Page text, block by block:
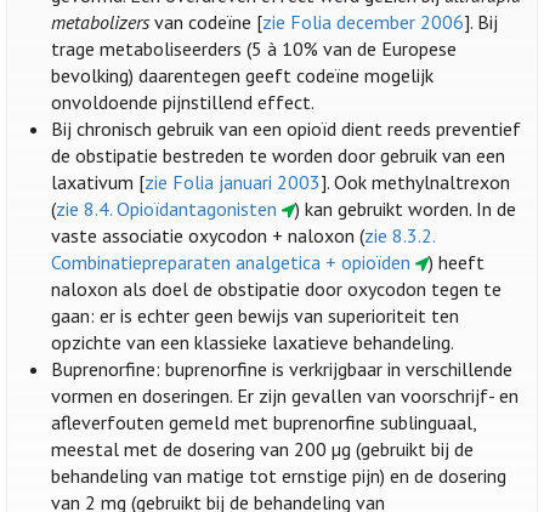
metabolizers van codeïne [zie Folia december 2006]. Bij
trage metaboliseerders (5 à 10% van de Europese
bevolking) daarentegen geeft codeïne mogelijk
onvoldoende pijnstillend effect.
Bij chronisch gebruik van een opioïd dient reeds preventief
de obstipatie bestreden te worden door gebruik van een
laxativum [zie Folia januari 2003]. Ook methylnaltrexon
(zie 8.4. Opioïdantagonisten
) kan gebruikt worden. In de
vaste associatie oxycodon + naloxon (zie 8.3.2.
Combinatiepreparaten analgetica + opioïden
) heeft
naloxon als doel de obstipatie door oxycodon tegen te
gaan: er is echter geen bewijs van superioriteit ten
opzichte van een klassieke laxatieve behandeling.
Buprenorfine: buprenorfine is verkrijgbaar in verschillende
vormen en doseringen. Er zijn gevallen van voorschrijf- en
afleverfouten gemeld met buprenorfine sublinguaal,
meestal met de dosering van 200 µg (gebruikt bij de
behandeling van matige tot ernstige pijn) en de dosering
van 2 mg (gebruikt bij de behandeling van